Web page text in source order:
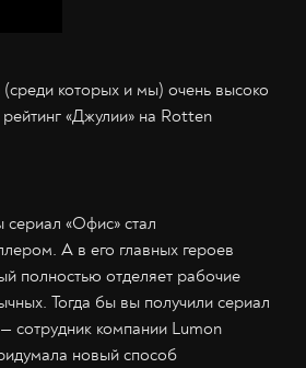
которых и мы) очень высоко
«Джулии» на Rotten
сериал «Офис» стал
А в его главных героев
полностью отделяет рабочие
Тогда бы вы получили сериал
сотрудник компании Lumon
новый способ